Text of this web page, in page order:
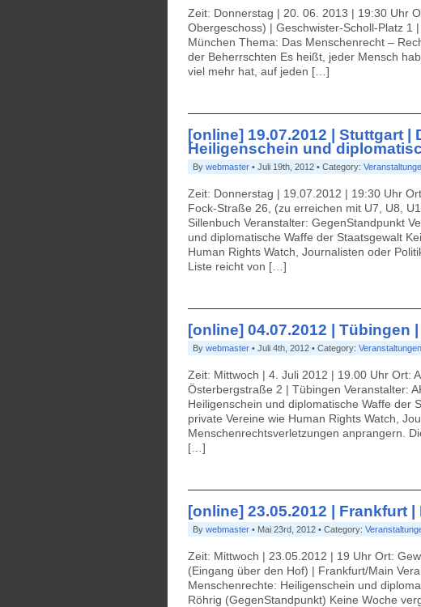
Zeit: Donnerstag | 20. 06. 2013 | 19:30 Uhr
Obergeschoss) | Geschwister-Scholl-Platz 1
München Thema: Das Menschenrecht –
der Beherrschten Es heißt, jeder Mensch
viel mehr hat, auf jeden […]
[online] 19.07.2012 | Stuttgart |
Heiligenschein und
By webmaster • Juli 19th, 2012 • Category:
Zeit: Donnerstag | 19.07.2012 | 19:30 Uhr
Fock-Straße 26, (zu erreichen mit U7, U8,
Sillenbuch Veranstalter: GegenStandpunkt
und diplomatische Waffe der Staatsgewalt
Human Rights Watch, Journalisten oder
Liste reicht von […]
[online] 04.07.2012 | Tübingen
By webmaster • Juli 4th, 2012 • Category: Veranstaltungen
Zeit: Mittwoch | 4. Juli 2012 | 19.00 Uhr Ort:
Österbergstraße 2 | Tübingen Veranstalter:
Heiligenschein und diplomatische Waffe der
private Vereine wie Human Rights Watch,
Menschenrechtsverletzungen anprangern.
[…]
[online] 23.05.2012 | Frankfurt
By webmaster • Mai 23rd, 2012 • Category:
Zeit: Mittwoch | 23.05.2012 | 19 Uhr Ort:
(Eingang über den Hof) | Frankfurt/Main
Menschenrechte: Heiligenschein und
Röhrig (GegenStandpunkt) Keine Woche